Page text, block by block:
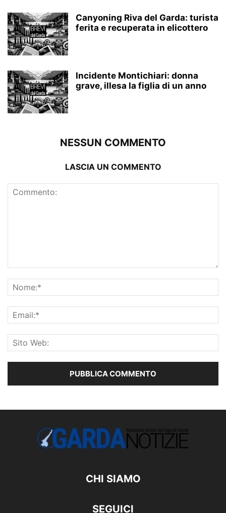
Canyoning Riva del Garda: turista
ferita e recuperata in elicottero
Incidente Montichiari: donna
grave, illesa la figlia di un anno
NESSUN COMMENTO
LASCIA UN COMMENTO
CHI SIAMO
SEGUICI